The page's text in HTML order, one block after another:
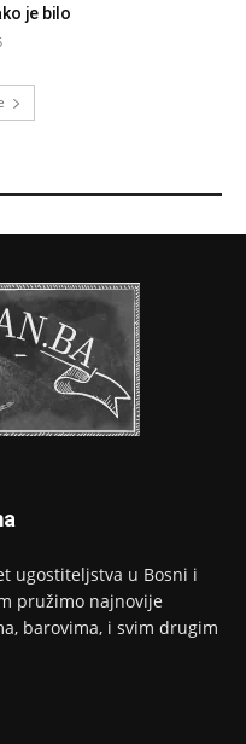
je bilo
ugostiteljstva u Bosni i
pružimo najnovije
barovima, i svim drugim